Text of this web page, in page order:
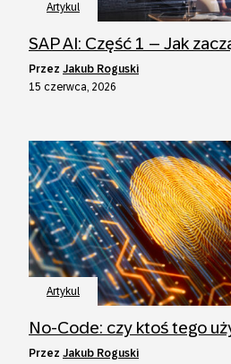
Artykul
SAP AI: Część 1 – Jak
przez Jakub Roguski
15 czerwca, 2026
Artykul
No-Code: czy ktoś tego
przez Jakub Roguski